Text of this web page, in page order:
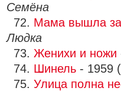
Семёна
72. Мама вышла
Людка
73. Женихи и ножи
74. Шинель - 1959
75. Улица полна